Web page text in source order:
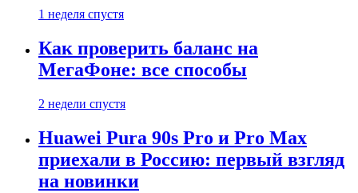
1 неделя спустя
Как проверить баланс на
МегаФоне: все способы
2 недели спустя
Huawei Pura 90s Pro и Pro Max
приехали в Россию: первый взгляд
на новинки